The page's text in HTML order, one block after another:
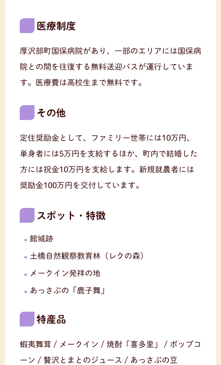
医療制度
厚沢部町国保病院があり、一部のエリアには国保病
院との間を往復する無料送迎バスが運行していま
す。医療費は高校生まで無料です。
その他
定住奨励金として、ファミリー世帯には10万円、
単身者には5万円を支給するほか、町内で結婚した
方には祝金10万円を支給します。新規就農者には
奨励金100万円を交付しています。
スポット・特徴
館城跡
土橋自然観察教育林（レクの森）
メークイン発祥の地
あっさぶの「鹿子舞」
特産品
蝦夷舞茸 / メークイン / 焼酎「喜多里」 / ポップコ
ーン / 贅沢とまとのジュース / あっさぶの豆